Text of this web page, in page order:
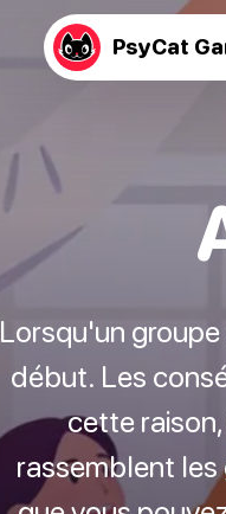
PsyCat
Lorsqu'un
début. Les
cette
rassemblent les